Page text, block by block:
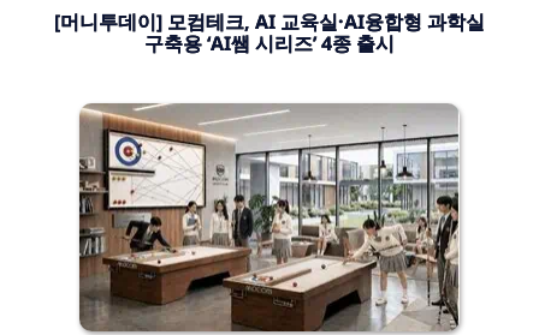
[머니투데이] 모컴테크, AI 교육실·AI융합형 과학실
구축용 ‘AI쌤 시리즈’ 4종 출시